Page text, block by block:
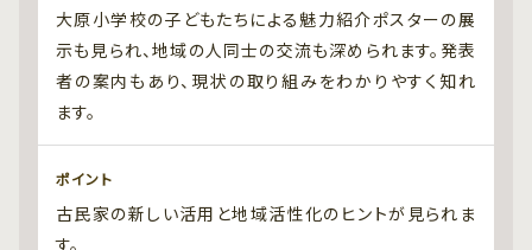
大原小学校の子どもたちによる魅力紹介ポスターの展
示も見られ、地域の人同士の交流も深められます。発表
者の案内もあり、現状の取り組みをわかりやすく知れ
ます。
ポイント
古民家の新しい活用と地域活性化のヒントが見られま
す。